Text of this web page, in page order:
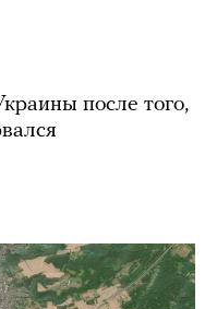
после того,